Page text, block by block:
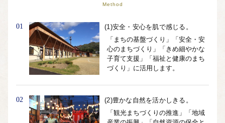
Method
01
(1)安全・安心を肌で感じる。
「まちの基盤づくり」「安全・安
心のまちづくり」「きめ細やかな
子育て支援」「福祉と健康のまち
づくり」に活用します。
02
(2)豊かな自然を活かしきる。
「観光まちづくりの推進」「地域